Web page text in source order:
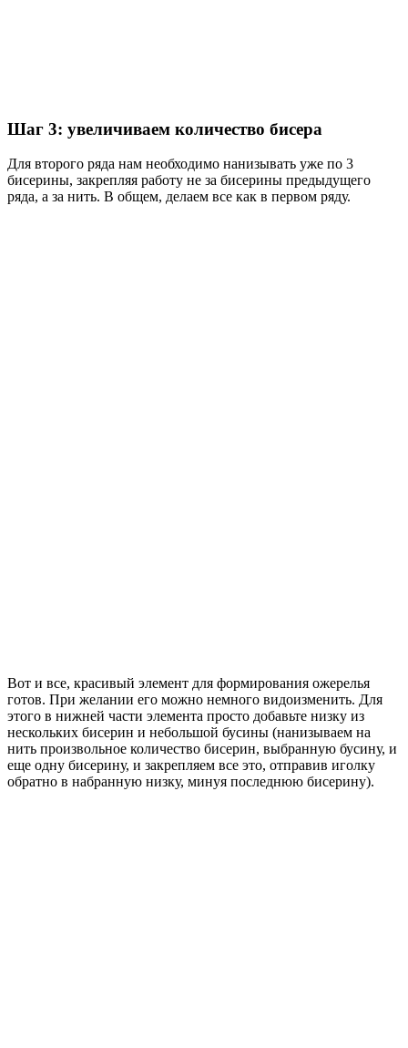
Шаг 3: увеличиваем количество бисера
Для второго ряда нам необходимо нанизывать уже по 3
бисерины, закрепляя работу не за бисерины предыдущего
ряда, а за нить. В общем, делаем все как в первом ряду.
Вот и все, красивый элемент для формирования ожерелья
готов. При желании его можно немного видоизменить. Для
этого в нижней части элемента просто добавьте низку из
нескольких бисерин и небольшой бусины (нанизываем на
нить произвольное количество бисерин, выбранную бусину, и
еще одну бисерину, и закрепляем все это, отправив иголку
обратно в набранную низку, минуя последнюю бисерину).